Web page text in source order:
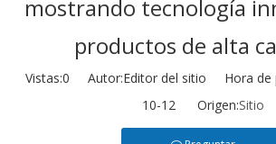
mostrando tecnología
productos de alta
Vistas:0 Autor:Editor del sitio Hora de
10-12 Origen:Sitio